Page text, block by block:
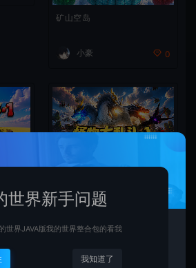
矿山空岛
小豪 0
世界新手问题
世界JAVA版我的世界整合包的看我
我知道了